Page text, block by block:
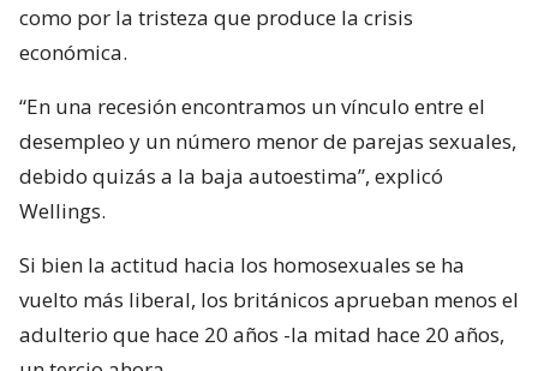
como por la tristeza que produce la crisis
económica.
“En una recesión encontramos un vínculo entre el
desempleo y un número menor de parejas sexuales,
debido quizás a la baja autoestima”, explicó
Wellings.
Si bien la actitud hacia los homosexuales se ha
vuelto más liberal, los británicos aprueban menos el
adulterio que hace 20 años -la mitad hace 20 años,